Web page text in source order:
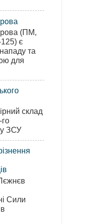
(ПМ,
є
та
для
склад
ЗСУ
Сили